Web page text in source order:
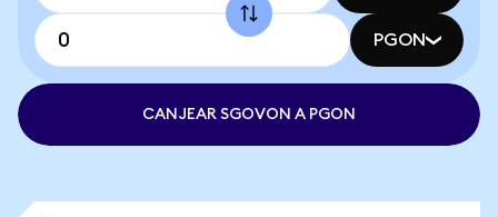
PGON
CANJEAR SGOVON A PGON